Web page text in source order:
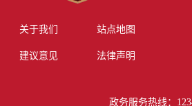
关于我们 站点地图
建议意见 法律声明
政务服务热线：